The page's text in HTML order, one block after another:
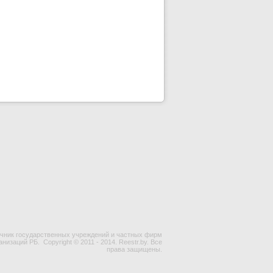
государственных учреждений и частных фирм
РБ.
Copyright © 2011 - 2014. Reestr.by. Все
права защищены.